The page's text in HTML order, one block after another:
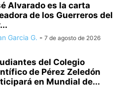
Alvarado es la carta
de los Guerreros del
Garcia G. - 7 de agosto de 2026
del Colegio
de Pérez Zeledón
en Mundial de...